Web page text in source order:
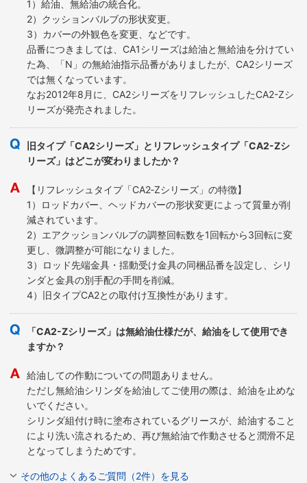
1）給油、無給油の統合化。
2）クッションバルブの形状変更。
3）カバーの外観色を変更、などです。
品番につきましては、CA1シリーズは給油と無給油を分けてい
た為、「N」の無給油指示品番がありましたが、CA2シリーズ
では無くなっています。
なお2012年8月に、CA2シリーズをリフレッシュしたCA2-Zシ
リーズが発売されました。
旧タイプ「CA2シリーズ」とリフレッシュタイプ「CA2-Zシ
リーズ」はどこが変わりましたか？
【リフレッシュタイプ「CA2‐Zシリーズ」の特徴】
1）ロッドカバー、ヘッドカバーの形状変更によって質量が削
減されています。
2）エアクッションバルブの調整回転数を1回転から3回転に変
更し、微調整が可能になりました。
3）ロッド先端金具・揺動受け金具の同梱品番を設定し、シリ
ンダと金具の別手配の手間を削減。
4）旧タイプCA2との取付け互換性があります。
「CA2-Zシリーズ」は無給油仕様だが、給油をして使用でき
ますか？
給油しての作動についての問題ありません。
ただし無給油シリンダを給油してご使用の際は、給油を止めな
いでください。
シリンダ組付け時に塗布されているグリースが、給油すること
により洗い流されるため、再び無給油で作動させると潤滑不足
となってしまうためです。
その他のよくあるご質問（2件）を見る